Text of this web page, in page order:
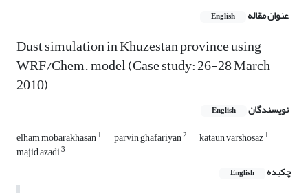
عنوان مقاله English
Dust simulation in Khuzestan province using
WRF/Chem. model (Case study: 26-28 March
2010)
نویسندگان English
elham mobarakhasan1 parvin ghafariyan2 kataun varshosaz1
majid azadi3
چکیده English